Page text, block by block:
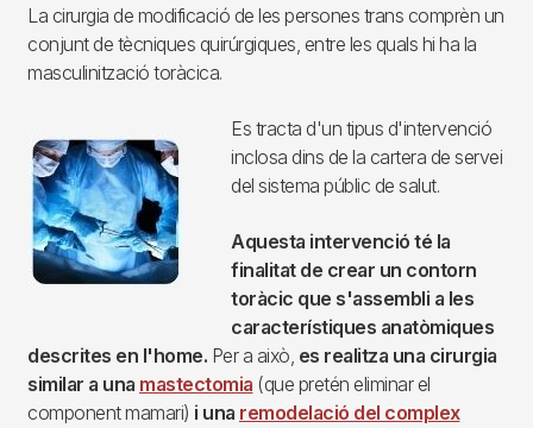
La cirurgia de modificació de les persones trans comprèn un
conjunt de tècniques quirúrgiques, entre les quals hi ha la
masculinització toràcica.
Imagen
Es tracta d'un tipus d'intervenció
inclosa dins de la cartera de servei
del sistema públic de salut.
Aquesta intervenció té la
finalitat de crear un contorn
toràcic que s'assembli a les
característiques anatòmiques
descrites en l'home. Per a això, es realitza una cirurgia
similar a una mastectomia (que pretén eliminar el
component mamari) i una remodelació del complex